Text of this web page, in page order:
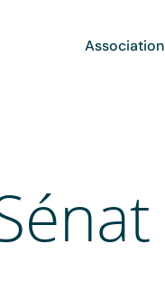
Association